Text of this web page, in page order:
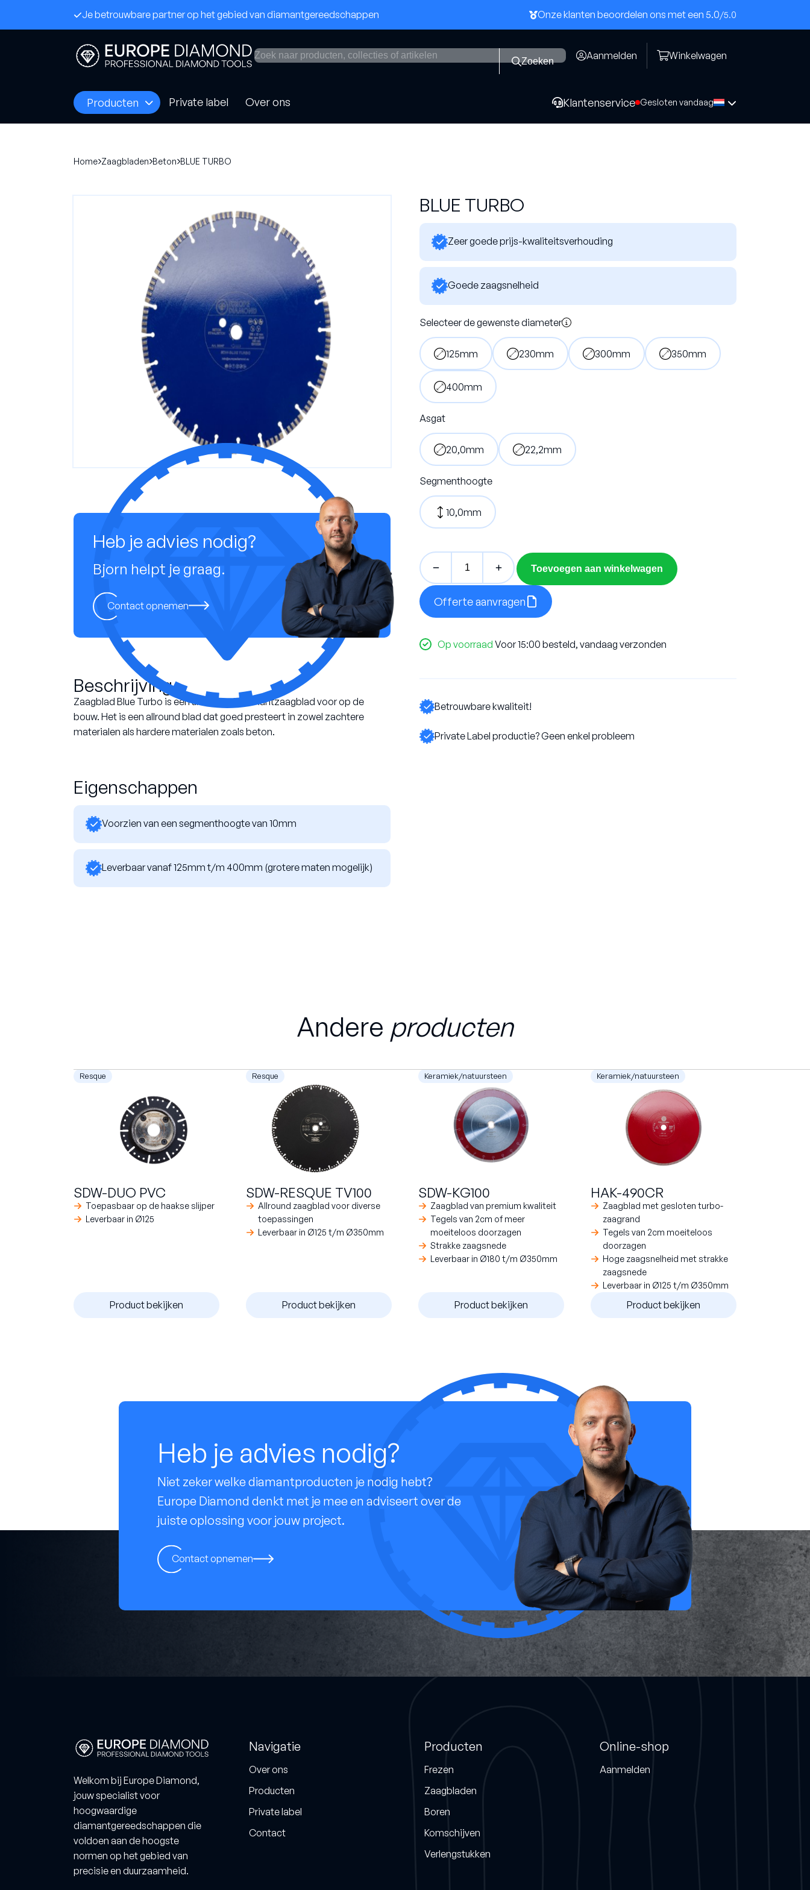
Je betrouwbare partner op het gebied van diamantgereedschappen Onze klanten beoordelen ons met een 5.0/5.0
Zoeken Aanmelden Winkelwagen
Producten
Extreem harde vloeren
Asfalt
Keramiek/natuursteen
Resque
Asfaltboren
Dikwandige boren
Dozenboren
Droogboren
Dunwandige boren
Epoxy(PKD)
Steen/cementdek
Verlengstukken
Verlengstuk ½-duims
Verlengstuk 11/4 UNC
Heb je advies nodig?
Bjorn helpt je graag.
Private label Over ons Klantenservice Gesloten vandaag
Home Zaagbladen Beton BLUE TURBO
Heb je advies nodig?
Bjorn helpt je graag.
Contact opnemen
Beschrijving
Zaagblad Blue Turbo is een universeel diamantzaagblad voor op de
bouw. Het is een allround blad dat goed presteert in zowel zachtere
materialen als hardere materialen zoals beton.
Eigenschappen
Voorzien van een segmenthoogte van 10mm
Leverbaar vanaf 125mm t/m 400mm (grotere maten mogelijk)
BLUE TURBO
Zeer goede prijs-kwaliteitsverhouding
Goede zaagsnelheid
Selecteer de gewenste diameter
125mm 230mm 300mm 350mm
400mm
Asgat
20,0mm 22,2mm
Segmenthoogte
10,0mm
BLUE
TURBO
aantal
Toevoegen aan winkelwagen
Offerte aanvragen
Op voorraad Voor 15:00 besteld, vandaag verzonden
Betrouwbare kwaliteit!
Private Label productie? Geen enkel probleem
Andere producten
Resque
SDW-DUO PVC
Toepasbaar op de haakse slijper
Leverbaar in Ø125
Product bekijken
Resque
SDW-RESQUE TV100
Allround zaagblad voor diverse
toepassingen
Leverbaar in Ø125 t/m Ø350mm
Product bekijken
Keramiek/natuursteen
SDW-KG100
Zaagblad van premium kwaliteit
Tegels van 2cm of meer
moeiteloos doorzagen
Strakke zaagsnede
Leverbaar in Ø180 t/m Ø350mm
Product bekijken
Keramiek/natuursteen
HAK-490CR
Zaagblad met gesloten turbo-
zaagrand
Tegels van 2cm moeiteloos
doorzagen
Hoge zaagsnelheid met strakke
zaagsnede
Leverbaar in Ø125 t/m Ø350mm
Product bekijken
Heb je advies nodig?
Niet zeker welke diamantproducten je nodig hebt?
Europe Diamond denkt met je mee en adviseert over de
juiste oplossing voor jouw project.
Contact opnemen
Welkom bij Europe Diamond,
jouw specialist voor
hoogwaardige
diamantgereedschappen die
voldoen aan de hoogste
normen op het gebied van
precisie en duurzaamheid.
Navigatie
Over ons
Producten
Private label
Contact
Producten
Frezen
Zaagbladen
Boren
Komschijven
Verlengstukken
Online-shop
Aanmelden